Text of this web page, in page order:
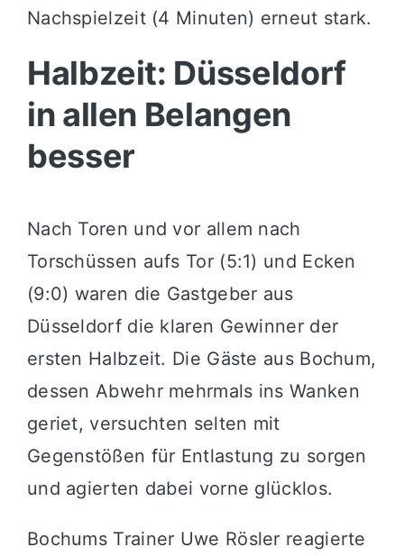
Nachspielzeit (4 Minuten) erneut stark.
Halbzeit: Düsseldorf
in allen Belangen
besser
Nach Toren und vor allem nach
Torschüssen aufs Tor (5:1) und Ecken
(9:0) waren die Gastgeber aus
Düsseldorf die klaren Gewinner der
ersten Halbzeit. Die Gäste aus Bochum,
dessen Abwehr mehrmals ins Wanken
geriet, versuchten selten mit
Gegenstößen für Entlastung zu sorgen
und agierten dabei vorne glücklos.
Bochums Trainer Uwe Rösler reagierte